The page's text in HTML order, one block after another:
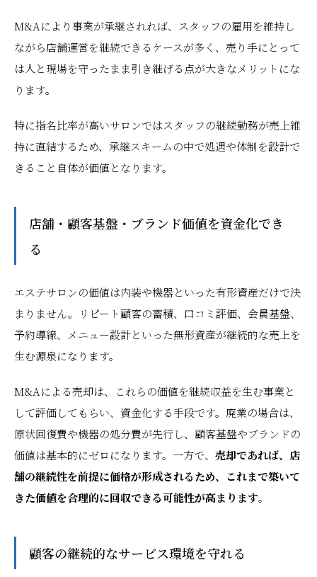
M&Aにより事業が承継されれば、スタッフの雇用を維持し
ながら店舗運営を継続できるケースが多く、売り手にとって
は人と現場を守ったまま引き継げる点が大きなメリットにな
ります。
特に指名比率が高いサロンではスタッフの継続勤務が売上維
持に直結するため、承継スキームの中で処遇や体制を設計で
きること自体が価値となります。
店舗・顧客基盤・ブランド価値を資金化でき
る
エステサロンの価値は内装や機器といった有形資産だけで決
まりません。リピート顧客の蓄積、口コミ評価、会員基盤、
予約導線、メニュー設計といった無形資産が継続的な売上を
生む源泉になります。
M&Aによる売却は、これらの価値を継続収益を生む事業と
して評価してもらい、資金化する手段です。廃業の場合は、
原状回復費や機器の処分費が先行し、顧客基盤やブランドの
価値は基本的にゼロになります。一方で、 売却であれば、店
舗の継続性を前提に価格が形成されるため、これまで築いて
きた価値を合理的に回収できる可能性が高まります。
顧客の継続的なサービス環境を守れる